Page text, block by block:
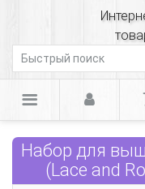
Набор для
(Lace and